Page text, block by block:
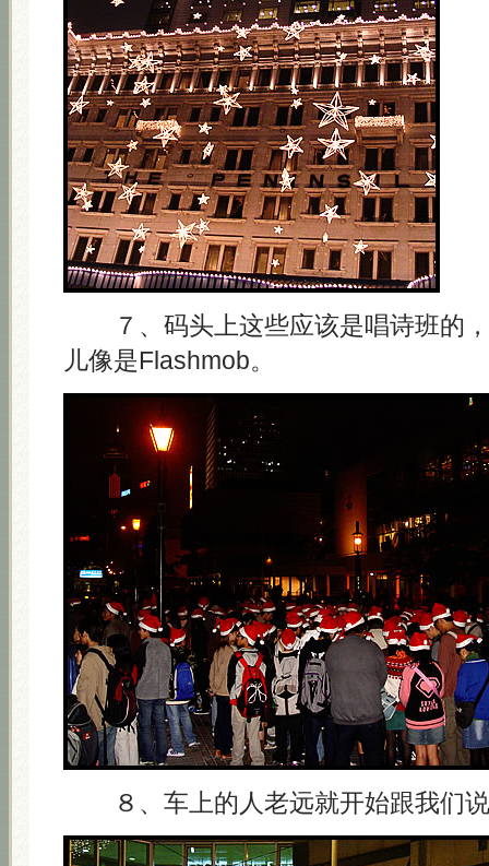
７、码头上这些应该是唱诗班的，
儿像是Flashmob。
８、车上的人老远就开始跟我们